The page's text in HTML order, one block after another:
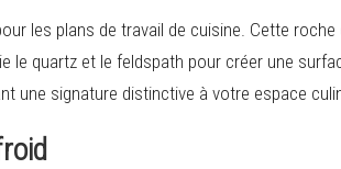
les plans de travail de cuisine. Cette roche
quartz et le feldspath pour créer une
une signature distinctive à votre espace